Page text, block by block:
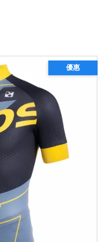
優惠